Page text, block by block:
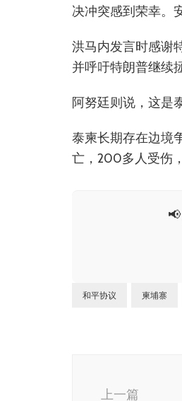
决冲突感到荣幸。
洪马内发言时感谢
并呼吁特朗普继续
阿努廷则说，这是
泰柬长期存在边境
亡，200多人受伤
和平协议 柬埔寨
上一篇